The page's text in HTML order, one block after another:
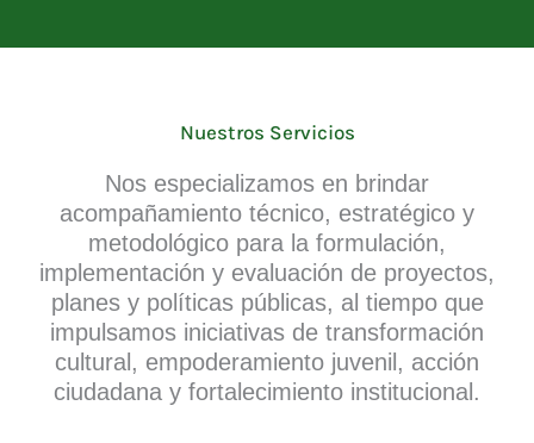
Nuestros Servicios
Nos especializamos en brindar
acompañamiento técnico, estratégico y
metodológico para la formulación,
implementación y evaluación de proyectos,
planes y políticas públicas, al tiempo que
impulsamos iniciativas de transformación
cultural, empoderamiento juvenil, acción
ciudadana y fortalecimiento institucional.